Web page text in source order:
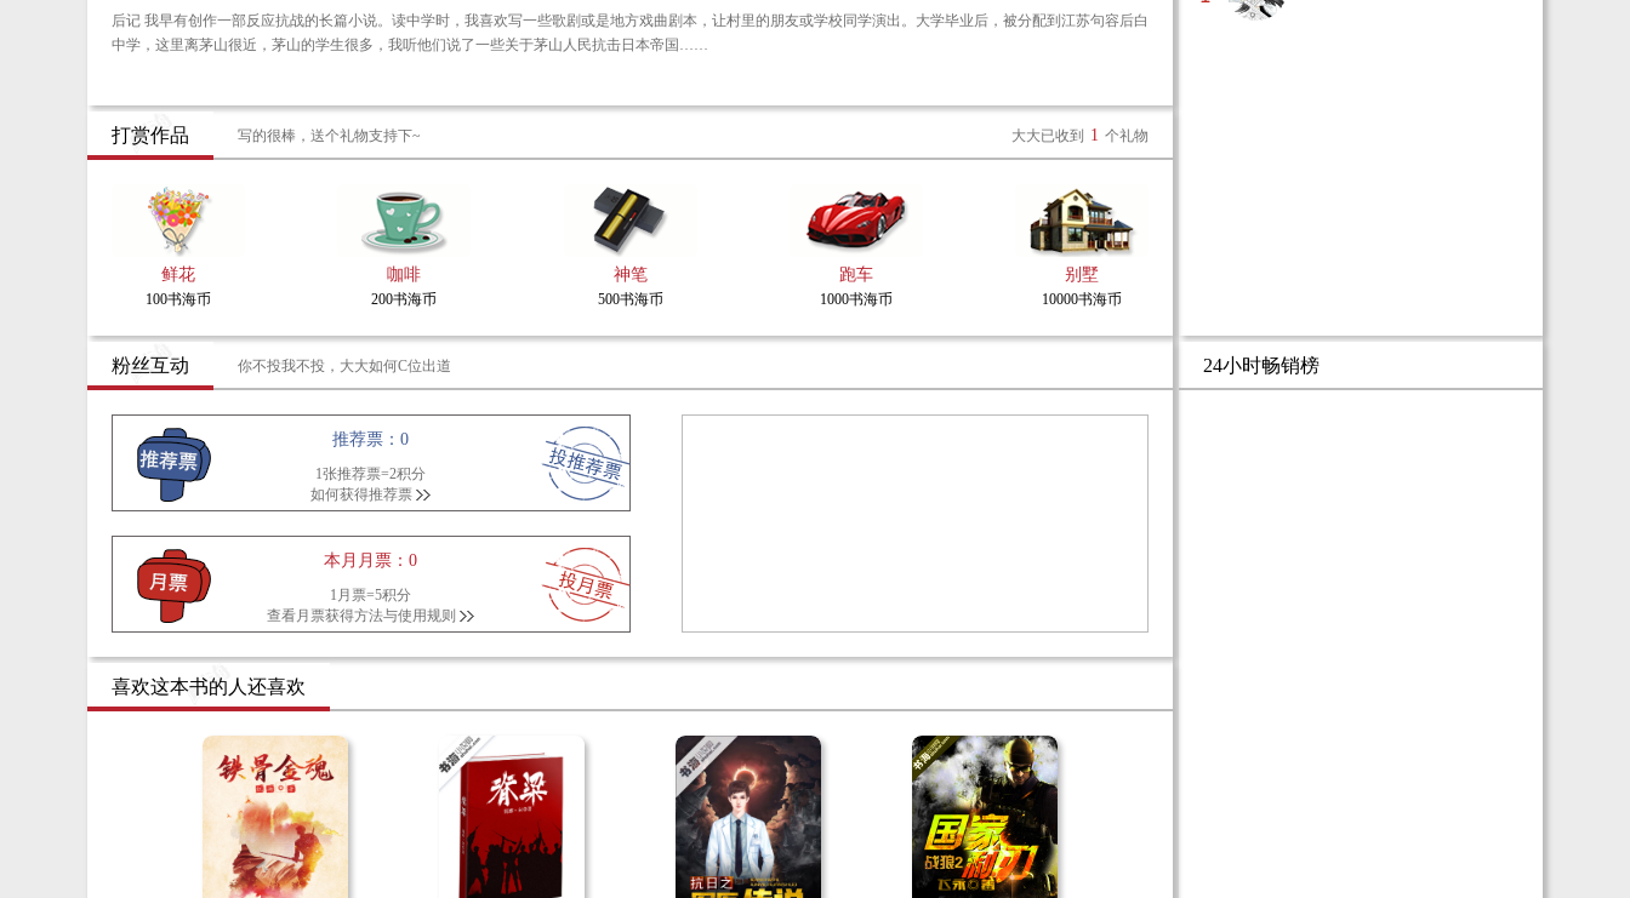
后记 我早有创作一部反应抗战的长篇小说。读中学时，我喜欢写一些歌剧或是地方戏曲剧本，让村里的朋友或学校同学演出。大学毕业后，被分配到江苏句容后白
中学，这里离茅山很近，茅山的学生很多，我听他们说了一些关于茅山人民抗击日本帝国……
打赏作品 写的很棒，送个礼物支持下~ 大大已收到 1 个礼物
鲜花
100书海币
咖啡
200书海币
神笔
500书海币
跑车
1000书海币
别墅
10000书海币
粉丝互动 你不投我不投，大大如何C位出道
推荐票：0
1张推荐票=2积分
如何获得推荐票
本月月票：0
1月票=5积分
查看月票获得方法与使用规则
喜欢这本书的人还喜欢
24小时畅销榜